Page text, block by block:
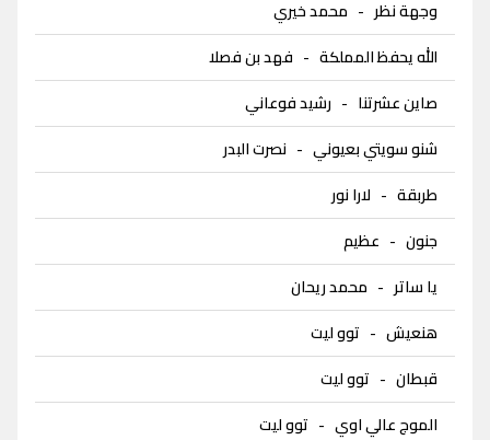
وجهة نظر - محمد خيري
الله يحفظ المملكة - فهد بن فصلا
صاين عشرتنا - رشيد فوعاني
شنو سويتي بعيوني - نصرت البدر
طربقة - لارا نور
جنون - عظيم
يا ساتر - محمد ريحان
هنعيش - توو ليت
قبطان - توو ليت
الموج عالي اوي - توو ليت